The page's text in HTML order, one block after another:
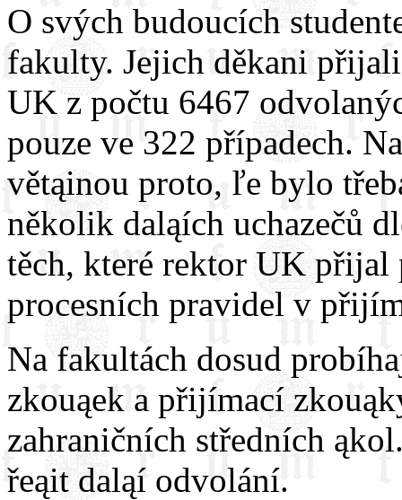
O svých budoucích
fakulty. Jejich děkani
UK z počtu 6467
pouze ve 322 případech.
větąinou proto, ľe bylo
několik daląích uchazečů
těch, které rektor UK
procesních pravidel v
Na fakultách dosud
zkouąek a přijímací
zahraničních středních
řeąit daląí odvolání.